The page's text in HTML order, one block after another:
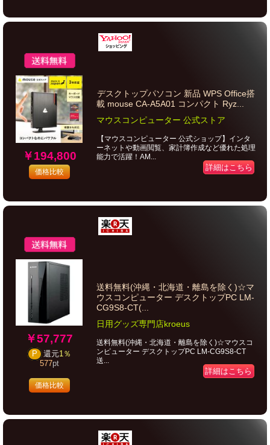
￥194,800
価格比較
デスクトップパソコン 新品 WPS Office搭
載 mouse CA-A5A01 コンパクト Ryz...
マウスコンピューター 公式ストア
【マウスコンピューター 公式ショップ】インタ
ーネットや動画閲覧、家計簿作成など優れた処理
能力で活躍！AM...
詳細はこちら
￥57,777
P 還元1％
577pt
価格比較
送料無料(沖縄・北海道・離島を除く)☆マ
ウスコンピューター デスクトップPC LM-
CG9S8-CT(...
日用グッズ専門店kroeus
送料無料(沖縄・北海道・離島を除く)☆マウスコ
ンピューター デスクトップPC LM-CG9S8-CT
送...
詳細はこちら